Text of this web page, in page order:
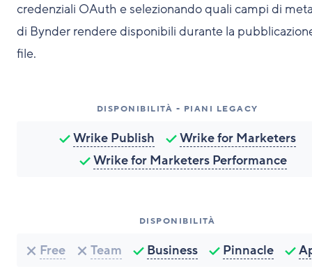
credenziali OAuth e selezionando quali campi di
di Bynder rendere disponibili durante la
file.
DISPONIBILITÀ - PIANI LEGACY
Wrike Publish
Wrike for Marketers
Wrike for Marketers Performance
DISPONIBILITÀ
Free Team Business Pinnacle